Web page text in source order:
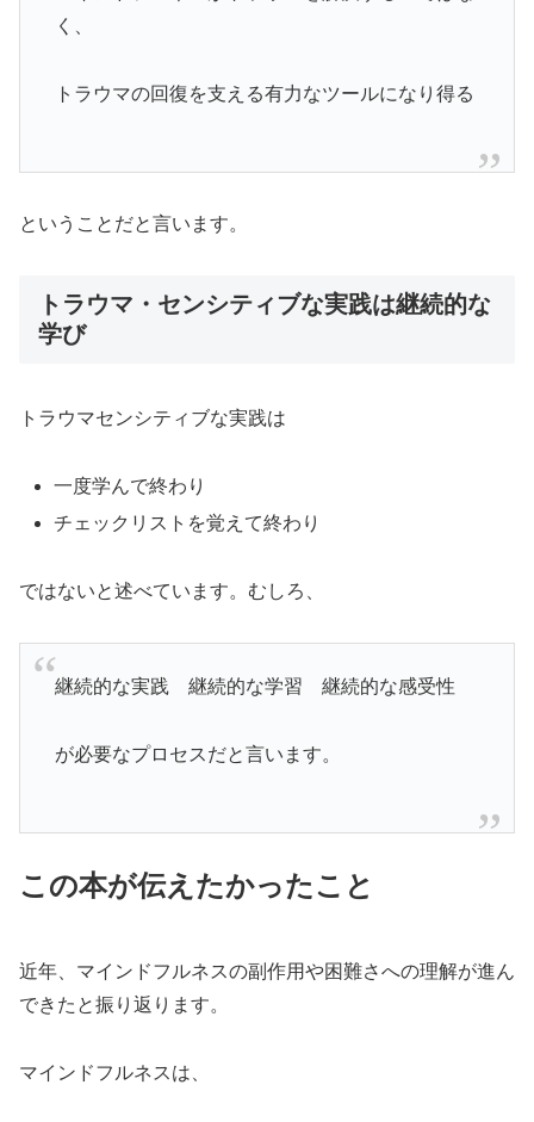
く、
トラウマの回復を支える有力なツールになり得る
ということだと言います。
トラウマ・センシティブな実践は継続的な
学び
トラウマセンシティブな実践は
一度学んで終わり
チェックリストを覚えて終わり
ではないと述べています。むしろ、
継続的な実践 継続的な学習 継続的な感受性
が必要なプロセスだと言います。
この本が伝えたかったこと
近年、マインドフルネスの副作用や困難さへの理解が進ん
できたと振り返ります。
マインドフルネスは、